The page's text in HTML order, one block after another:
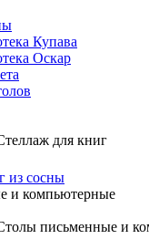
Купава
Оскар
для книг
из сосны
и компьютерные
письменные и